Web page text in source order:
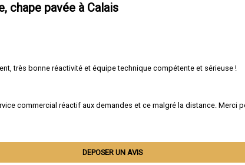
chape pavée à Calais
très bonne réactivité et équipe technique compétente et sérieuse !
commercial réactif aux demandes et ce malgré la distance. Merci
DEPOSER UN AVIS